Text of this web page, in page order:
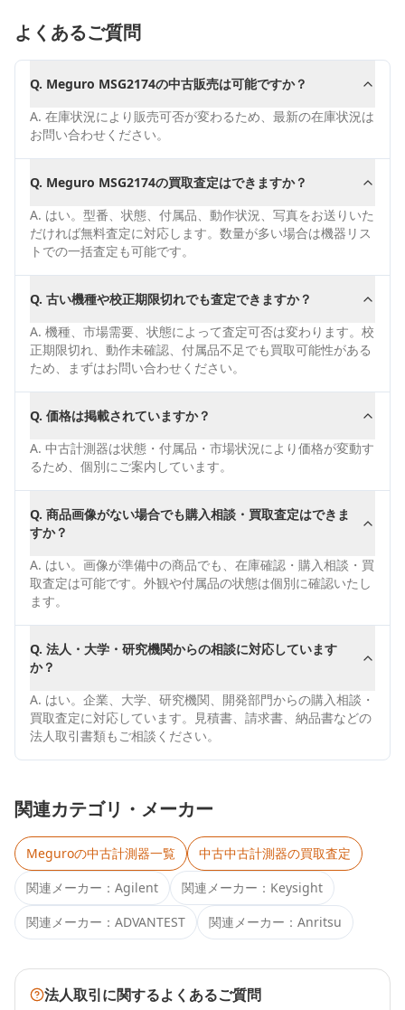
よくあるご質問
Q. Meguro MSG2174の中古販売は可能ですか？
A. 在庫状況により販売可否が変わるため、最新の在庫状況は
お問い合わせください。
Q. Meguro MSG2174の買取査定はできますか？
A. はい。型番、状態、付属品、動作状況、写真をお送りいた
だければ無料査定に対応します。数量が多い場合は機器リス
トでの一括査定も可能です。
Q. 古い機種や校正期限切れでも査定できますか？
A. 機種、市場需要、状態によって査定可否は変わります。校
正期限切れ、動作未確認、付属品不足でも買取可能性がある
ため、まずはお問い合わせください。
Q. 価格は掲載されていますか？
A. 中古計測器は状態・付属品・市場状況により価格が変動す
るため、個別にご案内しています。
Q. 商品画像がない場合でも購入相談・買取査定はできま
すか？
A. はい。画像が準備中の商品でも、在庫確認・購入相談・買
取査定は可能です。外観や付属品の状態は個別に確認いたし
ます。
Q. 法人・大学・研究機関からの相談に対応しています
か？
A. はい。企業、大学、研究機関、開発部門からの購入相談・
買取査定に対応しています。見積書、請求書、納品書などの
法人取引書類もご相談ください。
関連カテゴリ・メーカー
Meguroの中古計測器一覧 中古中古計測器の買取査定
関連メーカー： Agilent 関連メーカー： Keysight
関連メーカー： ADVANTEST 関連メーカー： Anritsu
法人取引に関するよくあるご質問